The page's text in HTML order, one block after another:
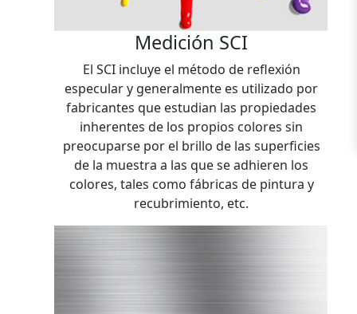
Medición SCI
El SCI incluye el método de reflexión
especular y generalmente es utilizado por
fabricantes que estudian las propiedades
inherentes de los propios colores sin
preocuparse por el brillo de las superficies
de la muestra a las que se adhieren los
colores, tales como fábricas de pintura y
recubrimiento, etc.